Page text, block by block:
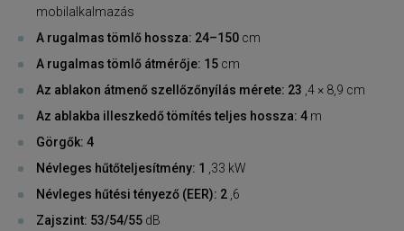
mobilalkalmazás
A rugalmas tömlő hossza: 24–150 cm
A rugalmas tömlő átmérője: 15 cm
Az ablakon átmenő szellőzőnyílás mérete: 23 ,4 × 8,9 cm
Az ablakba illeszkedő tömítés teljes hossza: 4 m
Görgők: 4
Névleges hűtőteljesítmény: 1
,33 kW
Névleges hűtési tényező (EER): 2 ,6
Zajszint: 53/54/55 dB